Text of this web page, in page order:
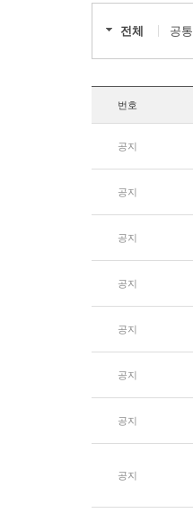
전체 공통
번호
공지
공지
공지
공지
공지
공지
공지
공지